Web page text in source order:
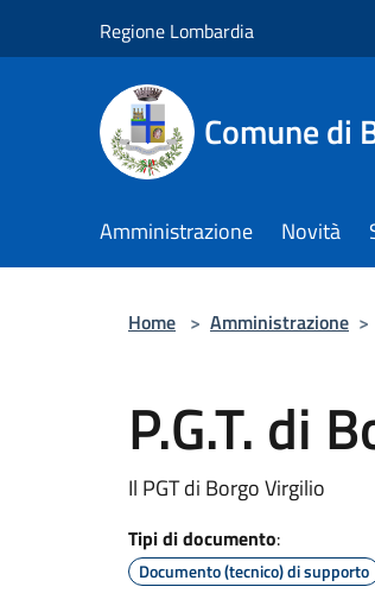
Regione Lombardia
Comune di
Amministrazione Novità
Home > Amministrazione >
P.G.T. di
Il PGT di Borgo Virgilio
Tipi di documento:
Documento (tecnico) di supporto